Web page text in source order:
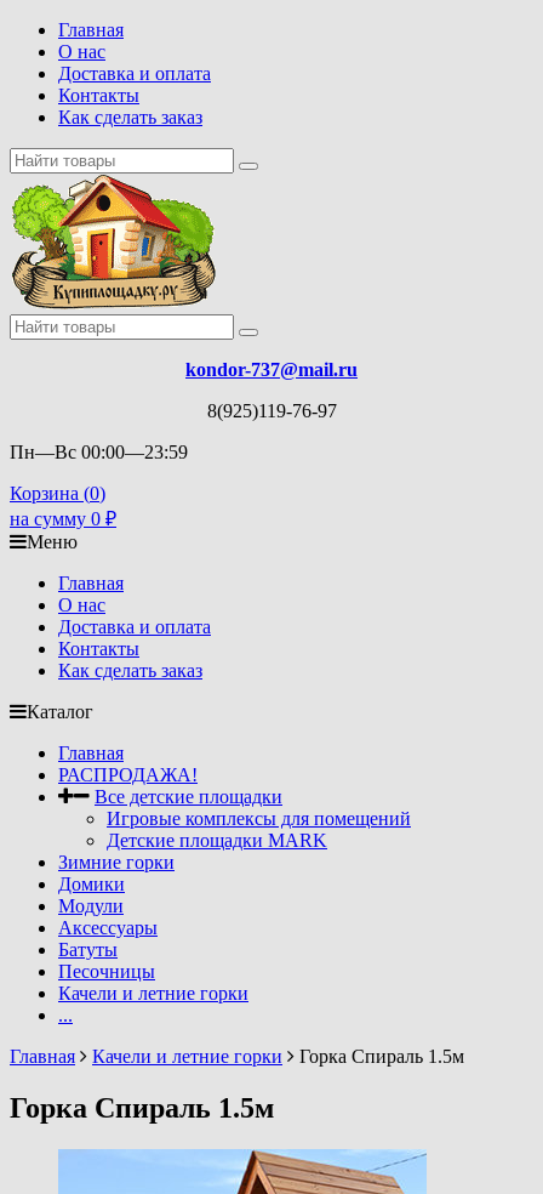
Главная
О нас
Доставка и оплата
Контакты
Как сделать заказ
kondor-737@mail.ru
8(925)119-76-97
Пн—Вс 00:00—23:59
Корзина (0)
на сумму 0 ₽
Меню
Главная
О нас
Доставка и оплата
Контакты
Как сделать заказ
Каталог
Главная
РАСПРОДАЖА!
Все детские площадки
Игровые комплексы для помещений
Детские площадки MARK
Зимние горки
Домики
Модули
Аксессуары
Батуты
Песочницы
Качели и летние горки
...
Главная
Качели и летние горки Горка Спираль 1.5м
Горка Спираль 1.5м